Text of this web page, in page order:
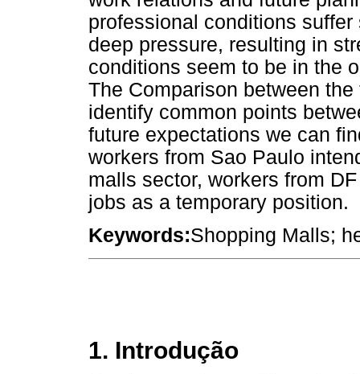
professional conditions
deep pressure, resulting in
conditions seem to be in the
The Comparison between
identify common points
future expectations we can
workers from Sao Paulo
malls sector, workers from
jobs as a temporary position.
Keywords:Shopping Malls;
1. Introdução